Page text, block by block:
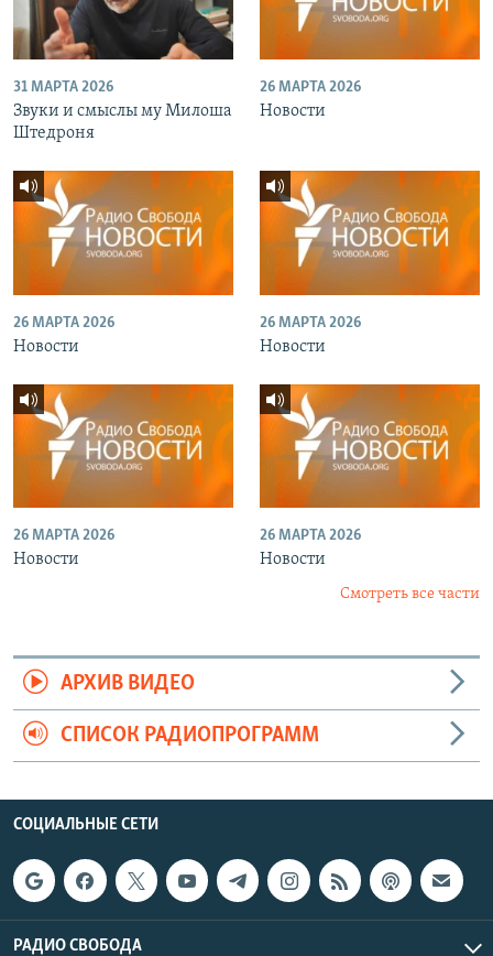
31 МАРТА 2026
Звуки и смыслы му Милоша
Штедроня
26 МАРТА 2026
Новости
26 МАРТА 2026
Новости
26 МАРТА 2026
Новости
26 МАРТА 2026
Новости
26 МАРТА 2026
Новости
Смотреть все части
АРХИВ ВИДЕО
СПИСОК РАДИОПРОГРАММ
СОЦИАЛЬНЫЕ СЕТИ
РАДИО СВОБОДА